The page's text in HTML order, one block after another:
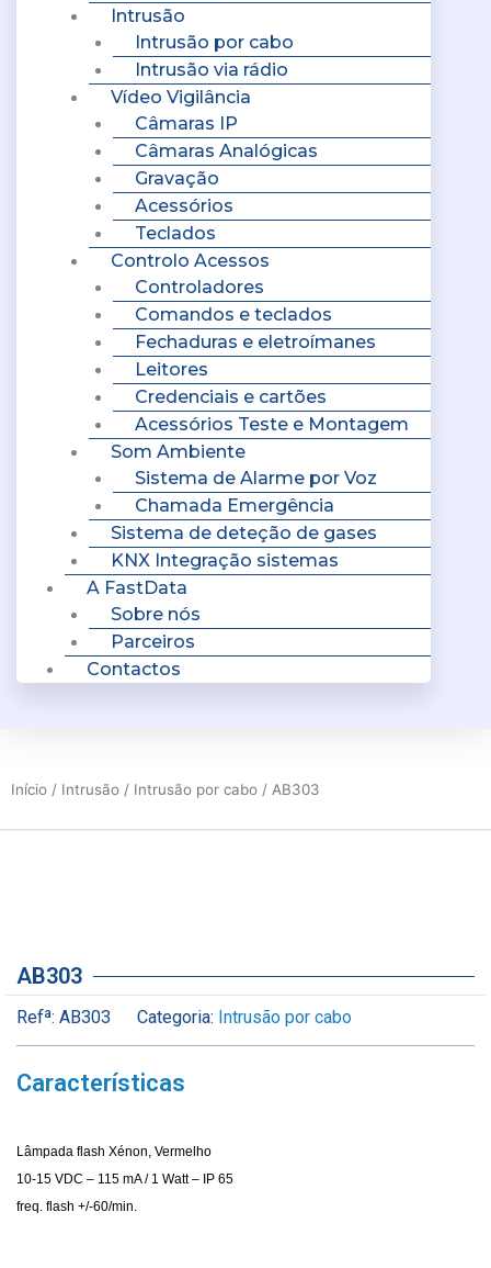
Intrusão
Intrusão por cabo
Intrusão via rádio
Vídeo Vigilância
Câmaras IP
Câmaras Analógicas
Gravação
Acessórios
Teclados
Controlo Acessos
Controladores
Comandos e teclados
Fechaduras e eletroímanes
Leitores
Credenciais e cartões
Acessórios Teste e Montagem
Som Ambiente
Sistema de Alarme por Voz
Chamada Emergência
Sistema de deteção de gases
KNX Integração sistemas
A FastData
Sobre nós
Parceiros
Contactos
Início / Intrusão / Intrusão por cabo / AB303
AB303
Refª: AB303 Categoria: Intrusão por cabo
Características
Lâmpada flash Xénon, Vermelho
10-15 VDC – 115 mA / 1 Watt – IP 65
freq. flash +/-60/min.